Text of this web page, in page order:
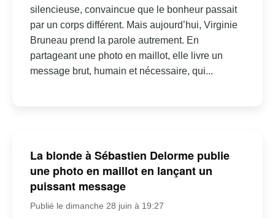
silencieuse, convaincue que le bonheur passait
par un corps différent. Mais aujourd’hui, Virginie
Bruneau prend la parole autrement. En
partageant une photo en maillot, elle livre un
message brut, humain et nécessaire, qui...
La blonde à Sébastien Delorme publie
une photo en maillot en lançant un
puissant message
Publié le dimanche 28 juin à 19:27